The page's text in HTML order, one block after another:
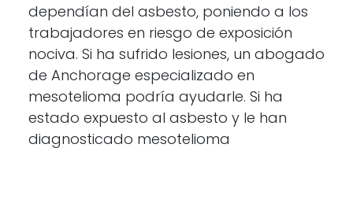
dependían del asbesto, poniendo a los
trabajadores en riesgo de exposición
nociva. Si ha sufrido lesiones, un abogado
de Anchorage especializado en
mesotelioma podría ayudarle. Si ha
estado expuesto al asbesto y le han
diagnosticado mesotelioma